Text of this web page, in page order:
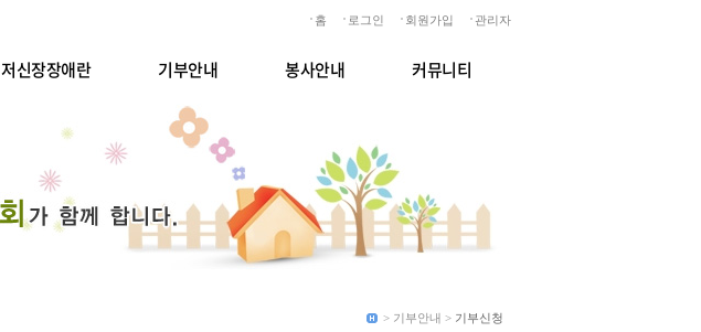
홈 로그인 회원가입 관리자
저신장장애란 기부안내 봉사안내 커뮤니티
> 기부안내 > 기부신청